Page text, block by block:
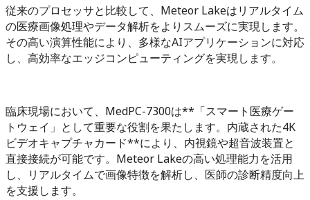
従来のプロセッサと比較して、Meteor Lakeはリアルタイム
の医療画像処理やデータ解析をよりスムーズに実現します。
その高い演算性能により、多様なAIアプリケーションに対応
し、高効率なエッジコンピューティングを実現します。
臨床現場において、MedPC-7300は**「スマート医療ゲー
トウェイ」として重要な役割を果たします。内蔵された4K
ビデオキャプチャカード**により、内視鏡や超音波装置と
直接接続が可能です。Meteor Lakeの高い処理能力を活用
し、リアルタイムで画像特徴を解析し、医師の診断精度向上
を支援します。